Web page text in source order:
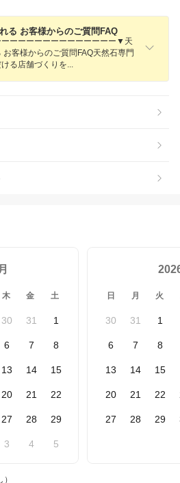
る お客様からのご質問FAQ
ーーーーーーーーーーーーー▼天
客様からのご質問FAQ天然石専門
る店舗づくり を
木 金 土
30 31 1
6 7 8
13 14 15
20 21 22
27 28 29
3 4 5
日 月 火
30 31 1
6 7 8
13 14 15
20 21 22
27 28 29